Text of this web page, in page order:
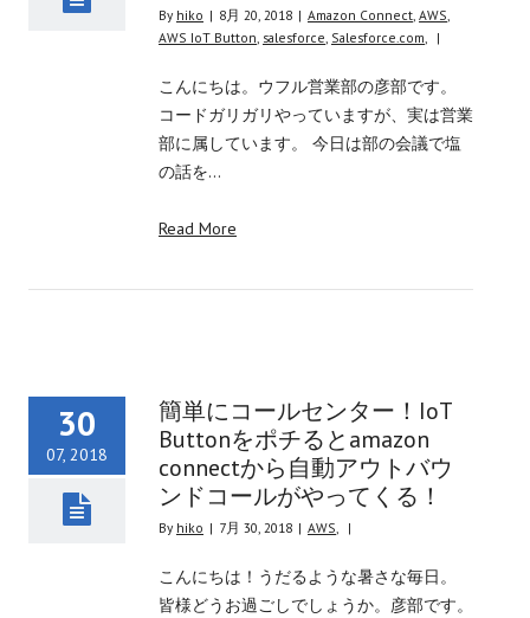
By hiko | 8月 20, 2018 | Amazon Connect, AWS,
AWS IoT Button, salesforce, Salesforce.com, |
こんにちは。ウフル営業部の彦部です。
コードガリガリやっていますが、実は営業
部に属しています。 今日は部の会議で塩
の話を…
Read More
30
07, 2018
簡単にコールセンター！IoT
Buttonをポチるとamazon
connectから自動アウトバウ
ンドコールがやってくる！
By hiko | 7月 30, 2018 | AWS, |
こんにちは！うだるような暑さな毎日。
皆様どうお過ごしでしょうか。彦部です。